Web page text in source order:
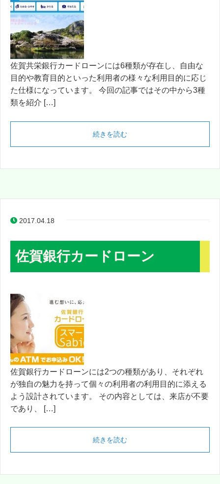
佐賀共栄銀行カードローンには6種類が存在し、自由な
目的や教育目的といった利用者の様々な利用目的に応じ
た仕様になっています。 今回の記事ではその中から3種
類を紹介 […]
続きを読む
2017.04.18
佐賀銀行カードローン
佐賀銀行カードローンには2つの種類があり、それぞれ
が独自の魅力を持って個々の利用者の利用目的に添える
よう設計されています。 その内容としては、来店が不要
であり、 […]
続きを読む